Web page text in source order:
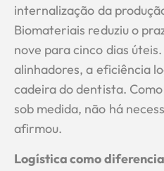
internalização da
Biomateriais reduziu o
nove para cinco dias úteis.
alinhadores, a eficiência
cadeira do dentista.
sob medida, não há
afirmou.
Logística como